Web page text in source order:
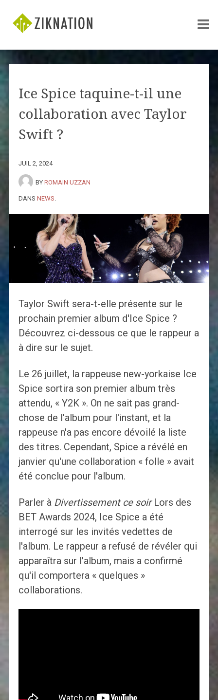
Ice Spice taquine-t-il une
collaboration avec Taylor
Swift ?
JUIL 2, 2024
BY ROMAIN UZZAN
DANS NEWS
Taylor Swift sera-t-elle présente sur le
prochain premier album d'Ice Spice ?
Découvrez ci-dessous ce que le rappeur a
à dire sur le sujet.
Le 26 juillet, la rappeuse new-yorkaise Ice
Spice sortira son premier album très
attendu, « Y2K ». On ne sait pas grand-
chose de l'album pour l'instant, et la
rappeuse n'a pas encore dévoilé la liste
des titres. Cependant, Spice a révélé en
janvier qu'une collaboration « folle » avait
été conclue pour l'album.
Parler à Divertissement ce soirLors des
BET Awards 2024, Ice Spice a été
interrogé sur les invités vedettes de
l'album. Le rappeur a refusé de révéler qui
apparaîtra sur l'album, mais a confirmé
qu'il comportera « quelques »
collaborations.